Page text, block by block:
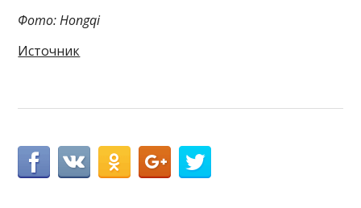
Фото: Hongqi
Источник